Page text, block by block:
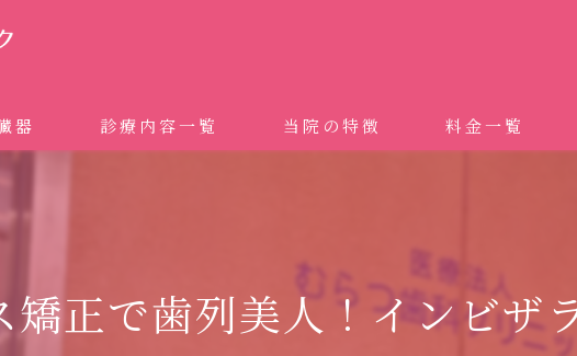
器 診療内容一覧
矯正歯科 (インビザライン、マウスピース矯正）
ホワイトニング
当院の特徴
ドクターむらつのワンライン歯臓ブラシ
料金一覧
矯正で歯列美人！インビザ